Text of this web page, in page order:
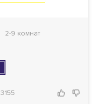
2-9 комнат
3155